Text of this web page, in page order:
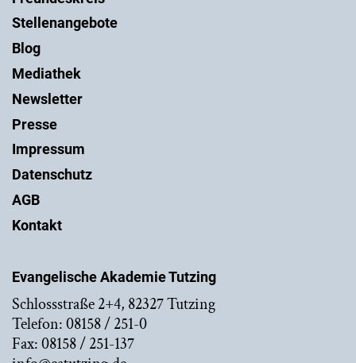
Evangelische Akademie Tutzing
Schlossstraße 2+4, 82327 Tutzing
Telefon: 08158 / 251-0
Fax: 08158 / 251-137
Stellenangebote
Blog
Mediathek
Newsletter
Presse
Impressum
Datenschutz
AGB
Kontakt